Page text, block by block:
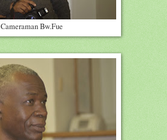
Cameraman Bw.Fue